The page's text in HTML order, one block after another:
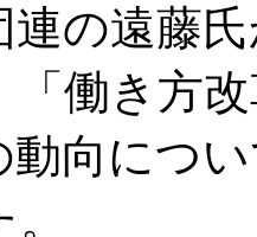
連の遠藤
「働き方
向につ